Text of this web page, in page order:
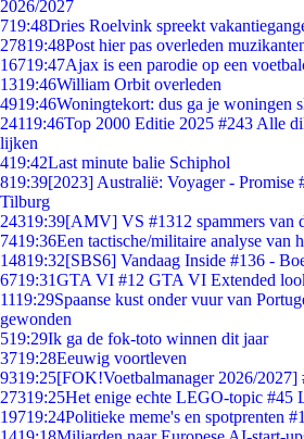
2026/2027
719:48Dries Roelvink spreekt
27819:48Post hier pas overleden
16719:47Ajax is een parodie op een
1319:46William Orbit overleden
4919:46Woningtekort: dus ga je woningen
24119:46Top 2000 Editie 2025 #243 Alle
lijken
419:42Last minute balie Schiphol
819:39[2023] Australië: Voyager - Promise
Tilburg
24319:39[AMV] VS #1312 spammers van
7419:36Een tactische/militaire analyse van
14819:32[SBS6] Vandaag Inside #136 -
6719:31GTA VI #12 GTA VI Extended
1119:29Spaanse kust onder vuur van
gewonden
519:29Ik ga de fok-toto winnen dit jaar
3719:28Eeuwig voortleven
9319:25[FOK!Voetbalmanager 2026/2027]
27319:25Het enige echte LEGO-topic
19719:24Politieke meme's en spotprenten